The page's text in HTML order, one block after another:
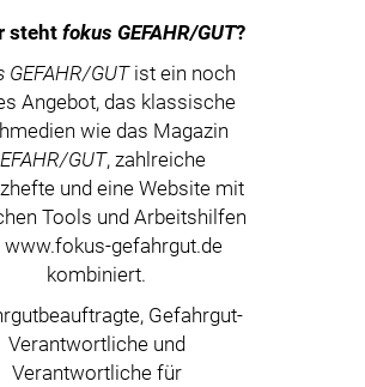
steht fokus GEFAHR/GUT?
GEFAHR/GUTist ein noch
Angebot, das klassische
wie das Magazin
GUT, zahlreiche
und eine Website mit
Tools und Arbeitshilfen
www.fokus-gefahrgut.de
kombiniert.
Gefahrgut-
Verantwortliche und
Verantwortliche für